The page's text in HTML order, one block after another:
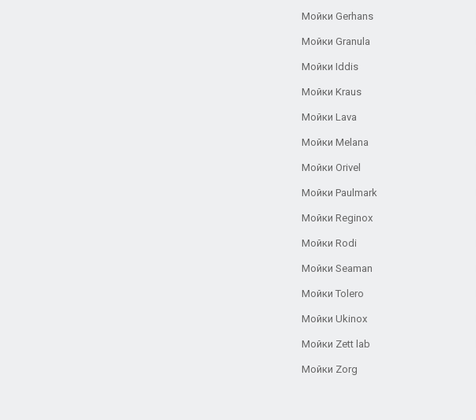
Мойки Gerhans
Мойки Granula
Мойки Iddis
Мойки Kraus
Мойки Lava
Мойки Melana
Мойки Orivel
Мойки Paulmark
Мойки Reginox
Мойки Rodi
Мойки Seaman
Мойки Tolero
Мойки Ukinox
Мойки Zett lab
Мойки Zorg